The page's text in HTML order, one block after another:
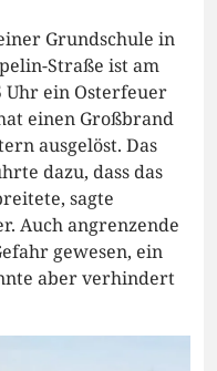
Grundschule in
Straße ist am
Uhr ein Osterfeuer
einen Großbrand
ausgelöst. Das
dazu, dass das
sagte
Auch angrenzende
gewesen, ein
aber verhindert